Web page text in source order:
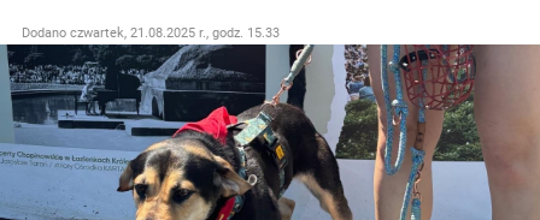
Dodano czwartek, 21.08.2025 r., godz. 15.33